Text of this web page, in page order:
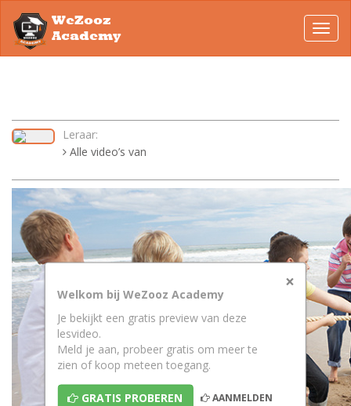
WeZooz
Academy
Leraar:
Alle video’s van
×
Welkom bij WeZooz Academy
Je bekijkt een gratis preview van deze
lesvideo.
Meld je aan, probeer gratis om meer te
zien of koop meteen toegang.
GRATIS PROBEREN AANMELDEN